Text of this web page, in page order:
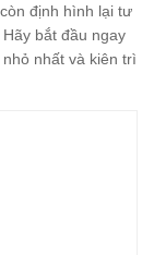
định hình lại tư
bắt đầu ngay
nhất và kiên trì